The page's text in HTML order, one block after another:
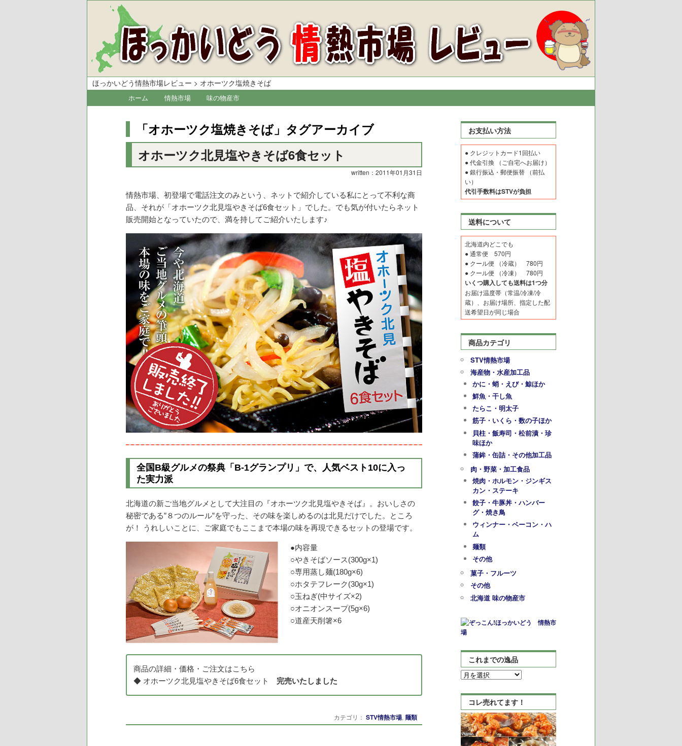
ほっかいどう情熱市場レビュー > オホーツク塩焼きそば
イ
メ
コ
テ
ン
へ
移
動
サ
ン
ン
ツ
移
動
ホーム 情熱市場 味の物産市
「オホーツク塩焼きそば」タグアーカイブ
オホーツク北見塩やきそば6食セット
written：2011年01月31日
情熱市場、初登場で電話注文のみという、ネットで紹介している私にとって不利な商
品、それが「オホーツク北見塩やきそば6食セット」でした。でも気が付いたらネット
販売開始となっていたので、満を持してご紹介いたします♪
全国B級グルメの祭典「B-1グランプリ」で、人気ベスト10に入っ
た実力派
北海道の新ご当地グルメとして大注目の『オホーツク北見塩やきそば』。おいしさの
秘密である”８つのルール”を守った、その味を楽しめるのは北見だけでした。ところ
が！ うれしいことに、ご家庭でもここまで本場の味を再現できるセットの登場です。
●内容量
○やきそばソース(300g×1)
○専用蒸し麺(180g×6)
○ホタテフレーク(30g×1)
○玉ねぎ(中サイズ×2)
○オニオンスープ(5g×6)
○道産天削箸×6
商品の詳細・価格・ご注文はこちら
◆ オホーツク北見塩やきそば6食セット 完売いたしました
カテゴリ： STV情熱市場, 麺類
お支払い方法
● クレジットカード1回払い
● 代金引換 （ご自宅へお届け）
● 銀行振込・郵便振替 （前払
い）
代引手数料はSTVが負担
送料について
北海道内どこでも
● 通常便 570円
● クール便 （冷蔵） 780円
● クール便 （冷凍） 780円
いくつ購入しても送料は1つ分
お届け温度帯（常温/冷凍/冷
蔵）、お届け場所、指定した配
送希望日が同じ場合
商品カテゴリ
STV情熱市場
海産物・水産加工品
かに・蛸・えび・鯨ほか
鮮魚・干し魚
たらこ・明太子
筋子・いくら・数の子ほか
貝柱・飯寿司・松前漬・珍
味ほか
蒲鉾・缶詰・その他加工品
肉・野菜・加工食品
焼肉・ホルモン・ジンギス
カン・ステーキ
餃子・牛豚丼・ハンバー
グ・焼き鳥
ウィンナー・ベーコン・ハ
ム
麺類
その他
菓子・フルーツ
その他
北海道 味の物産市
これまでの逸品
こ
ま
の
逸
品
コレ売れてます！